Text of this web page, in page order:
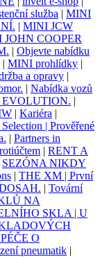
služba | MINI
| MINI JCW
JOHN COOPER
| Objevte nabídku
| MINI prohlídky |
a opravy |
| Nabídka vozů
|
| Kariéra |
| Prověřené
| Partners in
| RENT A
SEZÓNA NIKDY
| THE XM | První
| Tovární
NA
SKLA | U
O
pneumatik |